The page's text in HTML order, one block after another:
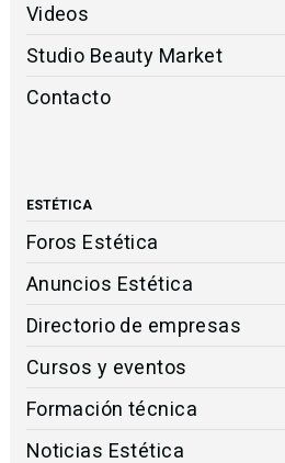
Videos
Studio Beauty Market
Contacto
ESTÉTICA
Foros Estética
Anuncios Estética
Directorio de empresas
Cursos y eventos
Formación técnica
Noticias Estética